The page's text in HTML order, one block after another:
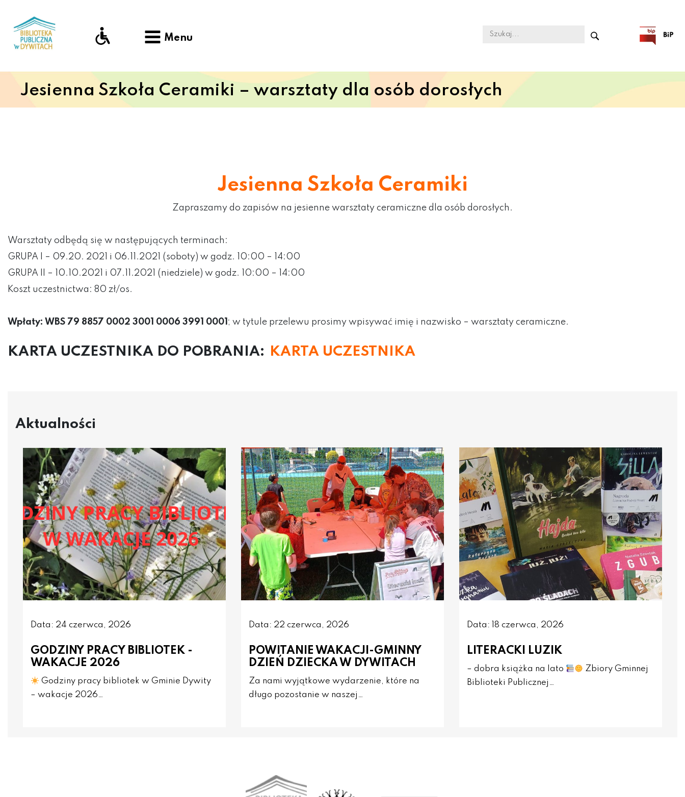
Menu
Jesienna Szkoła Ceramiki – warsztaty dla osób dorosłych
Jesienna Szkoła Ceramiki
Zapraszamy do zapisów na jesienne warsztaty ceramiczne dla osób dorosłych.
Warsztaty odbędą się w następujących terminach:
GRUPA I – 09.20. 2021 i 06.11.2021 (soboty) w godz. 10:00 – 14:00
GRUPA II – 10.10.2021 i 07.11.2021 (niedziele) w godz. 10:00 – 14:00
Koszt uczestnictwa: 80 zł/os.
Wpłaty: WBS 79 8857 0002 3001 0006 3991 0001 ; w tytule przelewu prosimy wpisywać imię i nazwisko – warsztaty ceramiczne.
KARTA UCZESTNIKA DO POBRANIA: KARTA UCZESTNIKA
Aktualności
Data: 24 czerwca, 2026
GODZINY PRACY BIBLIOTEK -
WAKACJE 2026
Godziny pracy bibliotek w Gminie Dywity
– wakacje 2026…
Data: 22 czerwca, 2026
POWITANIE WAKACJI-GMINNY
DZIEŃ DZIECKA W DYWITACH
Za nami wyjątkowe wydarzenie, które na
długo pozostanie w naszej…
Data: 18 czerwca, 2026
LITERACKI LUZIK
– dobra książka na lato
Zbiory Gminnej
Biblioteki Publicznej…